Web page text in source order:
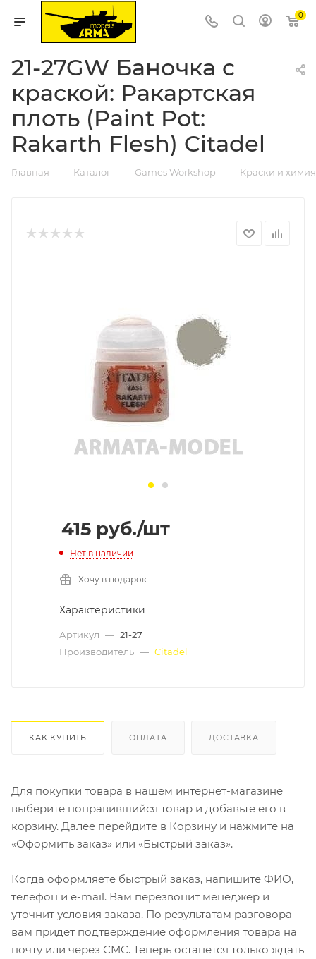
0
21-27GW Баночка с
краской: Ракартская
плоть (Paint Pot:
Rakarth Flesh) Citadel
Главная — Каталог — Games Workshop — Краски и
415 руб./шт
Нет в наличии
Хочу в подарок
Характеристики
Артикул — 21-27
Производитель — Citadel
КАК КУПИТЬ ОПЛАТА ДОСТАВКА
Для покупки товара в нашем интернет-магазине
выберите понравившийся товар и добавьте его в
корзину. Далее перейдите в Корзину и нажмите на
«Оформить заказ» или «Быстрый заказ».
Когда оформляете быстрый заказ, напишите ФИО,
телефон и e-mail. Вам перезвонит менеджер и
уточнит условия заказа. По результатам разговора
вам придет подтверждение оформления товара на
почту или через СМС. Теперь останется только ждать